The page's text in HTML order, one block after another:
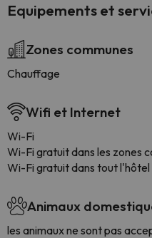
Equipements et
Zones communes
Chauffage
Wifi et Internet
Wi-Fi
Wi-Fi gratuit dans les zones
Wi-Fi gratuit dans tout l'hôtel
Animaux
les animaux ne sont pas